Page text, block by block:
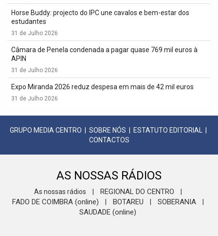
Horse Buddy: projecto do IPC une cavalos e bem-estar dos
estudantes
31 de Julho 2026
Câmara de Penela condenada a pagar quase 769 mil euros à
APIN
31 de Julho 2026
Expo Miranda 2026 reduz despesa em mais de 42 mil euros
31 de Julho 2026
GRUPO MEDIA CENTRO SOBRE NÓS ESTATUTO EDITORIAL
CONTACTOS
AS NOSSAS RÁDIOS
As nossas rádios REGIONAL DO CENTRO
FADO DE COIMBRA (online) BOTAREU SOBERANIA
SAUDADE (online)